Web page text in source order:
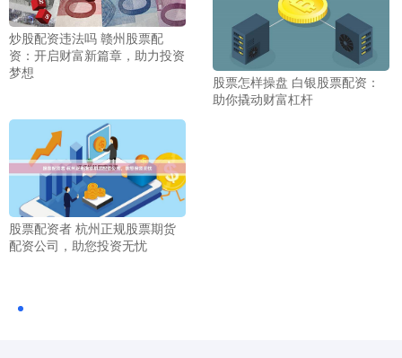
炒股配资违法吗 赣州股票配
资：开启财富新篇章，助力投资
梦想
股票怎样操盘 白银股票配资：
助你撬动财富杠杆
股票配资者 杭州正规股票期货
配资公司，助您投资无忧